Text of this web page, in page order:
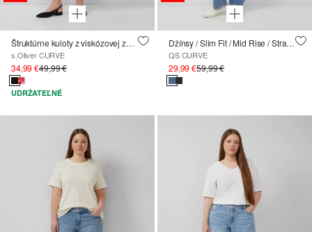
Štruktúrne kuloty z viskózovej zmesi
s.Oliver CURVE
34,99 €49,99 €
UDRŽATEĽNÉ
Džínsy / Slim Fit / Mid Rise / Straight Leg
QS CURVE
29,99 €59,99 €